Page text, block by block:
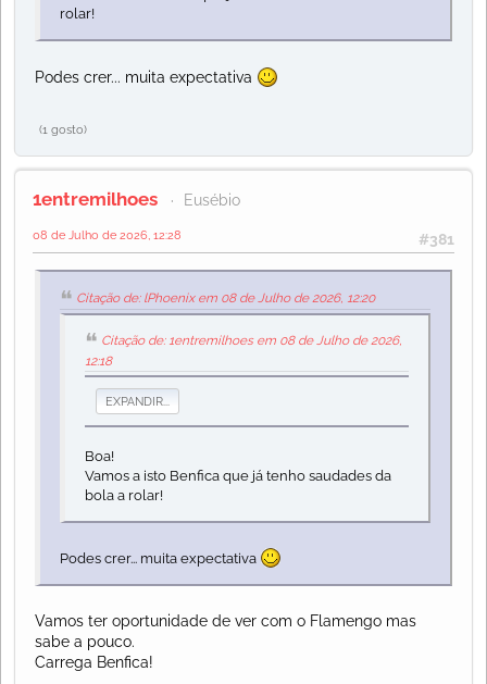
rolar!
Podes crer... muita expectativa
(1 gosto)
1entremilhoes Eusébio
#381
08 de Julho de 2026, 12:28
Citação de: lPhoenix em 08 de Julho de 2026, 12:20
Citação de: 1entremilhoes em 08 de Julho de 2026,
12:18
EXPANDIR...
Boa!
Vamos a isto Benfica que já tenho saudades da
bola a rolar!
Podes crer... muita expectativa
Vamos ter oportunidade de ver com o Flamengo mas
sabe a pouco.
Carrega Benfica!